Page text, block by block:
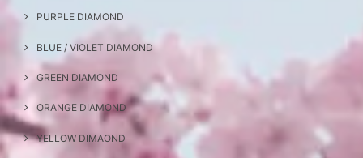
PURPLE DIAMOND
BLUE / VIOLET DIAMOND
GREEN DIAMOND
ORANGE DIAMOND
YELLOW DIMAOND